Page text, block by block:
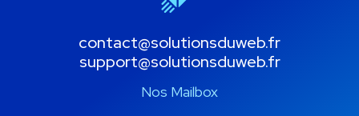
contact@solutionsduweb.fr
support@solutionsduweb.fr
Nos Mailbox